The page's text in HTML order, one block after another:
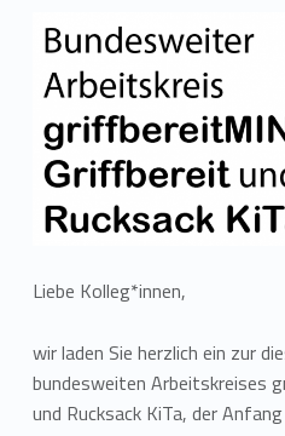
Liebe Kolleg*innen,
wir laden Sie herzlich ein zur
bundesweiten Arbeitskreises
und Rucksack KiTa, der